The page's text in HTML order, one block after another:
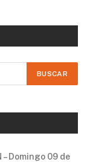
– Domingo 09 de